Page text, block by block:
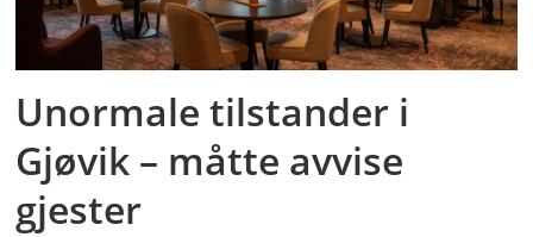
Unormale tilstander i
Gjøvik – måtte avvise
gjester